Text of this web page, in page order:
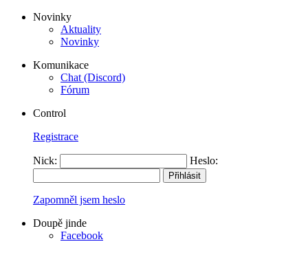
Novinky
Aktuality
Novinky
Komunikace
Chat (Discord)
Fórum
Control
Registrace
Nick: Heslo:
Zapomněl jsem heslo
Doupě jinde
Facebook